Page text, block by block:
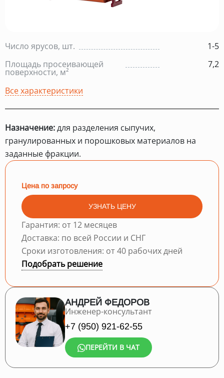
Число ярусов, шт.
1-5
Площадь просеивающей
поверхности, м²
7,2
Все характеристики
Назначение:для разделения сыпучих,
гранулированных и порошковых материалов на
заданные фракции.
Цена по запросу
УЗНАТЬ ЦЕНУ
Гарантия: от 12 месяцев
Доставка: по всей России и СНГ
Сроки изготовления: от 40 рабочих дней
Подобрать решение
АНДРЕЙ ФЕДОРОВ
Инженер-консультант
+7 (950) 921-62-55
ПЕРЕЙТИ В ЧАТ